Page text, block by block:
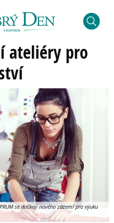
ateliéry pro
se dočkají nového zázemí pro výuku